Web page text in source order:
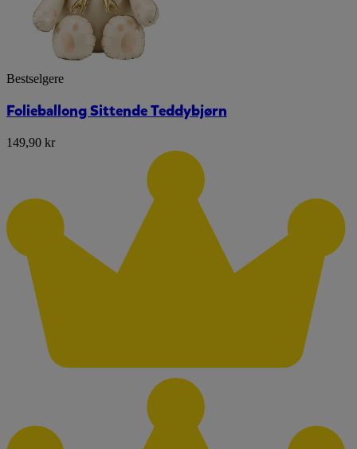
Bestselgere
Folieballong Sittende Teddybjørn
149,90 kr